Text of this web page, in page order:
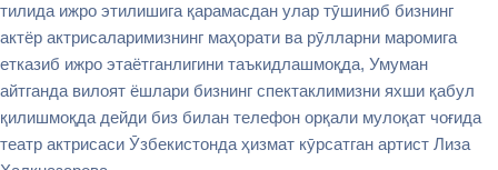
тилида ижро этилишига қарамасдан улар тӯшиниб бизнинг
актёр актрисаларимизнинг маҳорати ва рӯлларни маромига
етказиб ижро этаётганлигини таъкидлашмоқда, Умуман
айтганда вилоят ёшлари бизнинг спектаклимизни яхши қабул
қилишмоқда дейди биз билан телефон орқали мулоқат чоғида
театр актрисаси Ӯзбекистонда ҳизмат кӯрсатган артист Лиза